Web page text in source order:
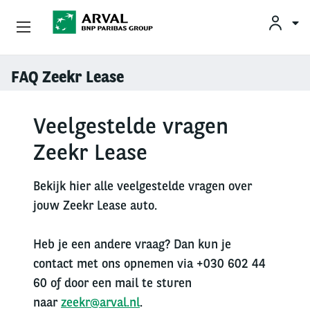
Overslaan en naar de inhoud gaan
FAQ Zeekr Lease
Veelgestelde vragen
Zeekr Lease
Bekijk hier alle veelgestelde vragen over
jouw Zeekr Lease auto.
Heb je een andere vraag? Dan kun je
contact met ons opnemen via +030 602 44
60 of door een mail te sturen
naarzeekr@arval.nl.
Zakelijk Leasen
Klantenservice
Over Arval